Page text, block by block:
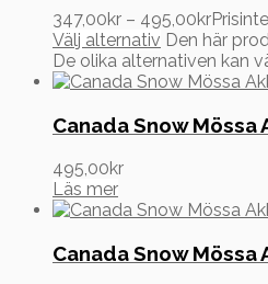
347,00kr – 495,00kr
Välj alternativ Den här
De olika alternativen kan
Canada Snow Mössa
495,00kr
Läs mer
Canada Snow Mössa